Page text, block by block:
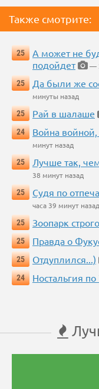
Также смотрите:
25
А может не
подойдет
—
25
Да были же
минуты назад
25
Рай в шалаше
24
Война
минут назад
25
Лучше так,
38 минут назад
25
Судя по
часа 39 минут назад
25
Зоопарк
25
Правда о
25
Отдуплился...)
24
Ностальгия